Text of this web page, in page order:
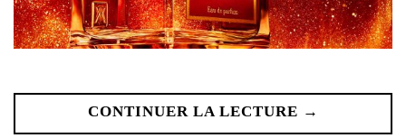
CONTINUER LA LECTURE →